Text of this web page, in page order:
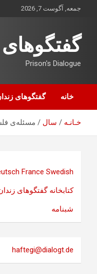
جمعه, آگوست 7, 2026
Prison's Dialogue
خانه گفتگوهای
خـانـه سال مسئله‌ی فلسطین، تهاجم
France Swedish
کتابخانه گفتگوهای
شبنامه
haftegi@dialogt.de